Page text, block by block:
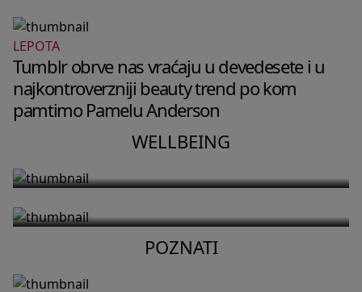
LEPOTA
Tumblr obrve nas vraćaju u devedesete i u
najkontroverzniji beauty trend po kom
pamtimo Pamelu Anderson
WELLBEING
WELLBEING
Slušajte svoje telo: zašto održiva
rutina vežbanja vredi više od
savršenog treninga
WELLBEING
1
Brazilska limunada je sve samo ne
obična i pili bismo je 365 dana u
godini
POZNATI